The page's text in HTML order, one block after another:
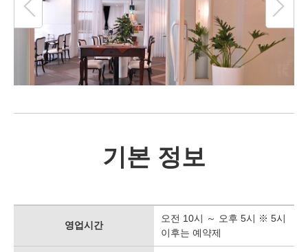
기본 정보
영업시간
오전 10시 ～ 오후 5시 ※ 5시
이후는 예약제